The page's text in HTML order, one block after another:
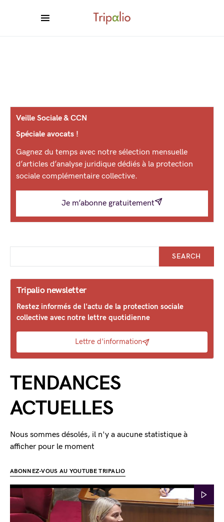
Veille Sociale & CCN
Spéciale avocats !
Gagnez du temps avec notre sélection mensuelle
d’articles d’analyse juridique dédiés à la protection
sociale complémentaire collective.
Je m’abonne gratuitement
SEARCH
Tripalio newsletter
Restez informés de l'actu de la protection sociale
collective avec notre lettre quotidienne
Lettre d'information
TENDANCES
ACTUELLES
Nous sommes désolés, il n'y a aucune statistique à
afficher pour le moment
ABONNEZ-VOUS AU YOUTUBE TRIPALIO